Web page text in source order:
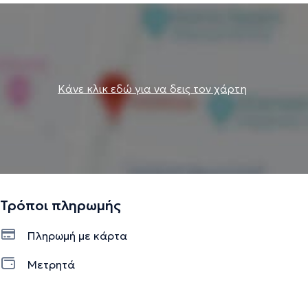
Κάνε κλικ εδώ για να δεις τον χάρτη
Τρόποι πληρωμής
Πληρωμή με κάρτα
Μετρητά